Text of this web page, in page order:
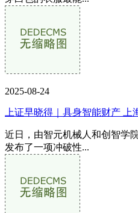
2025-08-24
上证早晓得｜具身智能财产 上
近日，由智元机械人和创智学
发布了一项冲破性...